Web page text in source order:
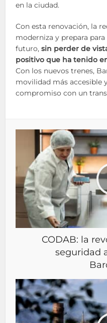
en la ciudad.
Con esta renovación, la
moderniza y prepara
futuro,sin perder de
positivo que ha tenido
Con los nuevos trenes,
movilidad más accesible
compromiso con un
CODAB: la
seguridad